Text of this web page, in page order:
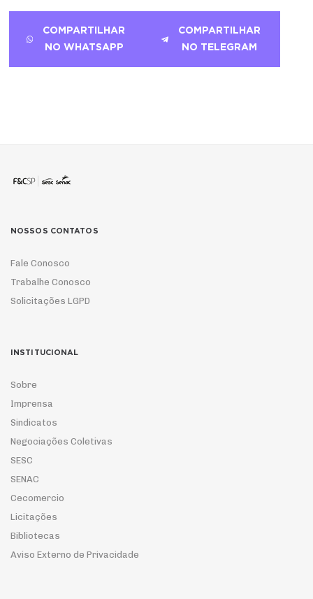
COMPARTILHAR
NO WHATSAPP
COMPARTILHAR
NO TELEGRAM
NOSSOS CONTATOS
Fale Conosco
Trabalhe Conosco
Solicitações LGPD
INSTITUCIONAL
Sobre
Imprensa
Sindicatos
Negociações Coletivas
SESC
SENAC
Cecomercio
Licitações
Bibliotecas
Aviso Externo de Privacidade